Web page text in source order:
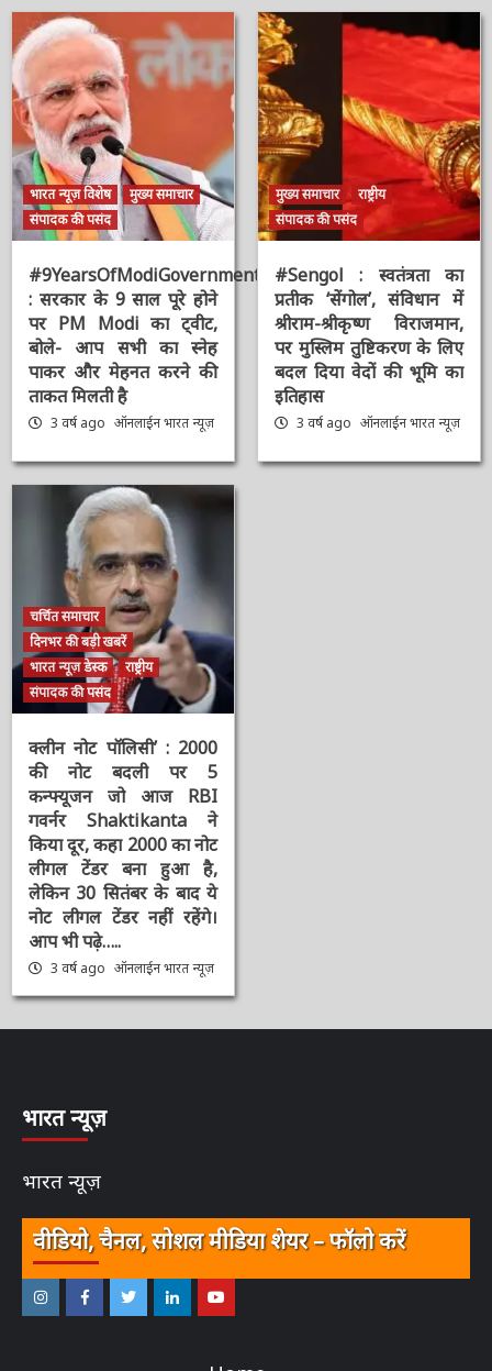
संपादक की पसंद
#9YearsOfModiGovernment
: सरकार के 9 साल पूरे होने
पर PM Modi का ट्वीट,
बोले- आप सभी का स्नेह
पाकर और मेहनत करने की
ताकत मिलती है
3 वर्ष ago ऑनलाईन भारत
संपादक की पसंद
#Sengol : स्वतंत्रता का
प्रतीक ‘सेंगोल’, संविधान में
श्रीराम-श्रीकृष्ण विराजमान,
पर मुस्लिम तुष्टिकरण के
लिए बदल दिया वेदों की भूमि
का इतिहास
चर्चित समाचार
दिनभर की बड़ी खबरें
संपादक की पसंद
क्लीन नोट पॉलिसी’ : 2000
की नोट बदली पर 5
कन्फ्यूजन जो आज RBI
गवर्नर Shaktikanta ने
किया दूर, कहा 2000 का
नोट लीगल टेंडर बना हुआ है,
लेकिन 30 सितंबर के बाद ये
नोट लीगल टेंडर नहीं रहेंगे।
आप भी पढ़े…..
3 वर्ष ago ऑनलाईन भारत
भारत न्यूज़
भारत न्यूज़
वीडियो, चैनल, सोशल मीडिया शेयर – फॉलो करें